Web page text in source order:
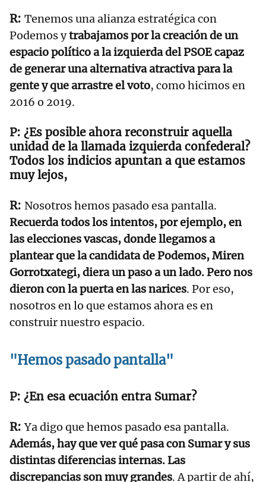
Tenemos una alianza estratégica con
Podemos ytrabajamos por la creación de un
espacio político a la izquierda del PSOE capaz
de generar una alternativa atractiva para la
gente y que arrastre el voto, como hicimos en
2016 o 2019.
¿Es posible ahora reconstruir aquella
unidad de la llamada izquierda confederal?
Todos los indicios apuntan a que estamos
muy lejos,
Nosotros hemos pasado esa pantalla.
Recuerda todos los intentos, por ejemplo, en
las elecciones vascas, donde llegamos a
plantear que la candidata de Podemos, Miren
Gorrotxategi, diera un paso a un lado. Pero nos
dieron con la puerta en las narices. Por eso,
nosotros en lo que estamos ahora es en
construir nuestro espacio.
"Hemos pasado pantalla"
¿En esa ecuación entra Sumar?
Ya digo que hemos pasado esa pantalla.
Además, hay que ver qué pasa con Sumar y sus
distintas diferencias internas. Las
discrepancias son muy grandes. A partir de ahí,